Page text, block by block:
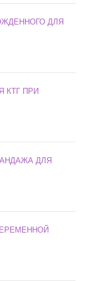
ДЛЯ
КТГ ПРИ
ДЛЯ